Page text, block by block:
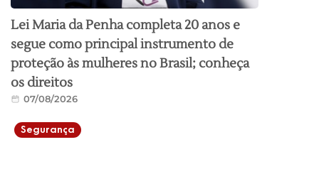
Lei Maria da Penha completa 20 anos e
segue como principal instrumento de
proteção às mulheres no Brasil; conheça
os direitos
07/08/2026
Segurança